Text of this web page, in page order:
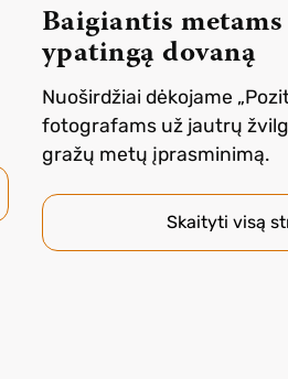
Baigiantis metams
ypatingą dovaną
Nuoširdžiai dėkojame
fotografams už jautrų
gražų metų įprasminimą.
Skaityti visą